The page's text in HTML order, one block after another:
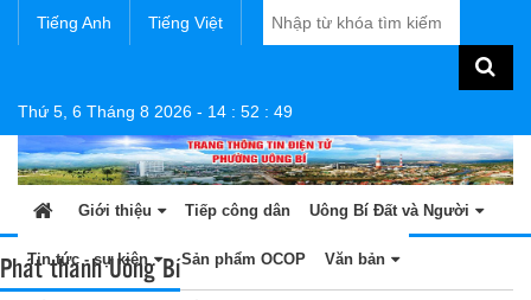
Tiếng Anh Tiếng Việt
Thứ 5, 6 Tháng 8 2026 - 14 : 52 : 49
Giới thiệu Tiếp công dân Uông Bí Đất và Người
Tin tức - sự kiện Sản phẩm OCOP Văn bản
Phát thanh Uông Bí